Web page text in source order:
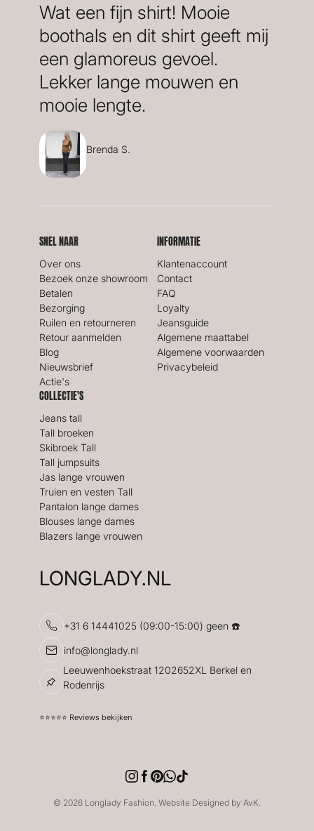
Wat een fijn shirt! Mooie
boothals en dit shirt geeft mij
een glamoreus gevoel.
Lekker lange mouwen en
mooie lengte.
Brenda S.
SNEL NAAR
Over ons
Bezoek onze showroom
Betalen
Bezorging
Ruilen en retourneren
Retour aanmelden
Blog
Nieuwsbrief
Actie's
INFORMATIE
Klantenaccount
Contact
FAQ
Loyalty
Jeansguide
Algemene maattabel
Algemene voorwaarden
Privacybeleid
COLLECTIE'S
Jeans tall
Tall broeken
Skibroek Tall
Tall jumpsuits
Jas lange vrouwen
Truien en vesten Tall
Pantalon lange dames
Blouses lange dames
Blazers lange vrouwen
LONGLADY.NL
+31 6 14441025 (09:00-15:00) geen ☎️
info@longlady.nl
Leeuwenhoekstraat 1202652XL Berkel en
Rodenrijs
⭐️⭐️⭐️⭐️⭐️ Reviews bekijken
© 2026 Longlady Fashion. Website Designed by AvK.